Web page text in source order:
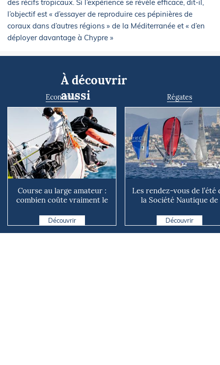
des récifs tropicaux. Si l’expérience se révèle efficace, dit-il,
l’objectif est « d’essayer de reproduire ces pépinières de
coraux dans d’autres régions » de la Méditerranée et « d’en
déployer davantage à Chypre »
À découvrir
aussi
Economie
Course au large amateur :
combien coûte vraiment le
Découvrir
Régates
Les rendez-vous de l’été
la Société Nautique de
Découvrir